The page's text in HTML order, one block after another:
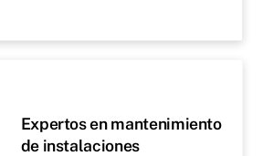
Expertos en mantenimiento
de instalaciones